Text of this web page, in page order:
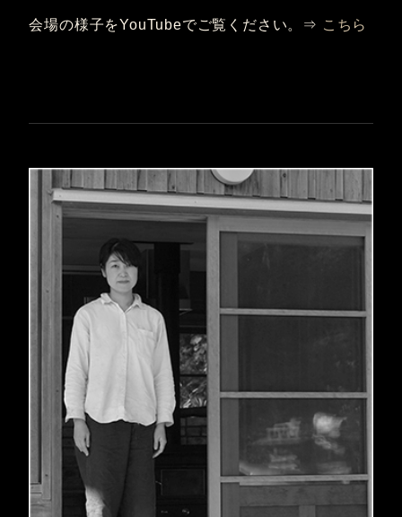
会場の様子をYouTubeでご覧ください。⇒ こちら